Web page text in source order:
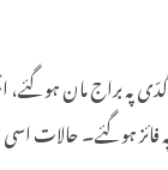
پہ براج مان
فائز ہوگئے۔